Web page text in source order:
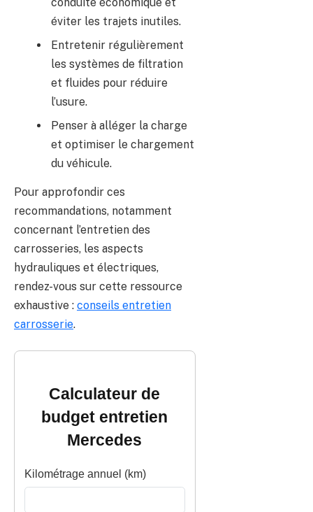
éviter les trajets inutiles.
Entretenir régulièrement
les systèmes de filtration
et fluides pour réduire
l’usure.
Penser à alléger la charge
et optimiser le chargement
du véhicule.
Pour approfondir ces
recommandations, notamment
concernant l’entretien des
carrosseries, les aspects
hydrauliques et électriques,
rendez-vous sur cette ressource
exhaustive : conseils entretien
carrosserie.
Calculateur de
budget entretien
Mercedes
Kilométrage annuel (km)